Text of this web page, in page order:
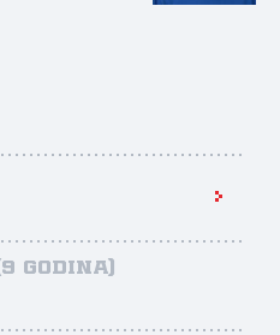
(9 godina)